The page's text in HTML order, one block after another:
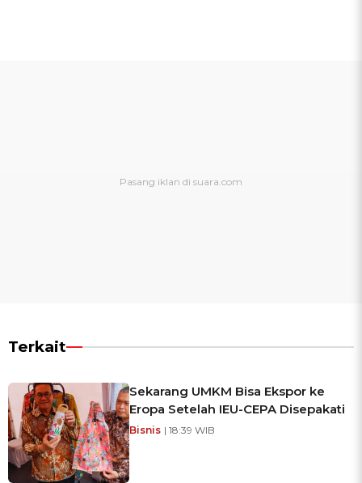
Terkait
Sekarang UMKM Bisa Ekspor ke
Eropa Setelah IEU-CEPA Disepakati
Bisnis | 18:39 WIB